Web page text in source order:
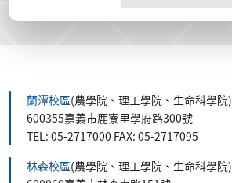
蘭潭校區(農學院、理工學院、生命科學院)
600355嘉義市鹿寮里學府路300號
TEL: 05-2717000 FAX: 05-2717095
林森校區(農學院、理工學院、生命科學院)